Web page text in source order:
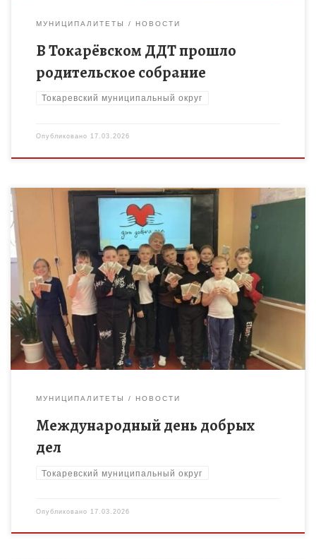
МУНИЦИПАЛИТЕТЫ НОВОСТИ
В Токарёвском ДДТ прошло
родительское собрание
Токаревский муниципальный округ
Опубликовано 17.03.2026
15 марта во всем мире отмечается Международный день
добрых дел – праздник, который призван напомнить людям о
важности доброты, взаимопомощи и поддержки
окружающих. Добрые поступки […]
МУНИЦИПАЛИТЕТЫ НОВОСТИ
Международный день добрых
дел
Токаревский муниципальный округ
Опубликовано 17.03.2026